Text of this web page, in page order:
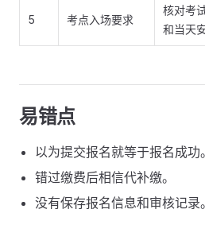
5 考点入场要求
核对考
和当天
易错点
以为提交报名就等于报名成功。
错过缴费后相信代补缴。
没有保存报名信息和审核记录。